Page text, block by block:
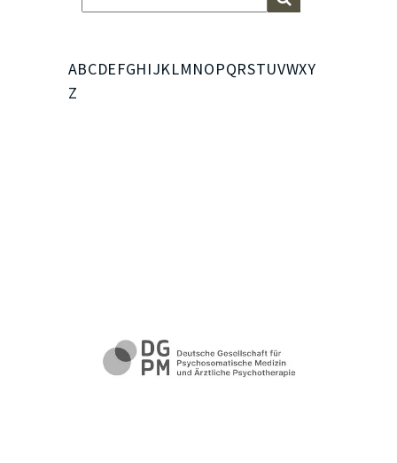
ABCDEFGHIJKLMNOPQRSTUVWXY
Z